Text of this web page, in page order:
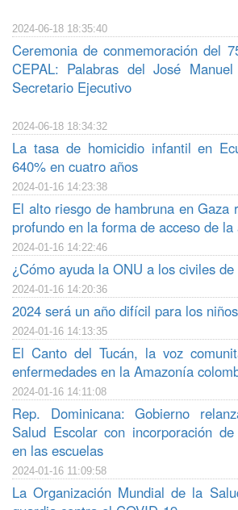
2024-06-18 18:35:40
Ceremonia de conmemoración del
CEPAL: Palabras del José Manuel
Secretario Ejecutivo
2024-06-18 18:34:32
La tasa de homicidio infantil en
640% en cuatro años
2024-01-16 14:23:38
El alto riesgo de hambruna en Gaza
profundo en la forma de acceso de
2024-01-16 14:22:46
¿Cómo ayuda la ONU a los civiles de
2024-01-16 14:20:36
2024 será un año difícil para los
2024-01-16 14:13:35
El Canto del Tucán, la voz
enfermedades en la Amazonía
2024-01-16 14:11:08
Rep. Dominicana: Gobierno
Salud Escolar con incorporación
en las escuelas
2024-01-16 11:09:58
La Organización Mundial de la